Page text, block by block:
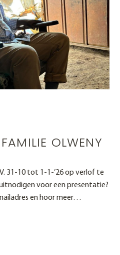
OLWENY
31-10 tot 1-1-’26 op verlof te
voor een presentatie?
en hoor meer…